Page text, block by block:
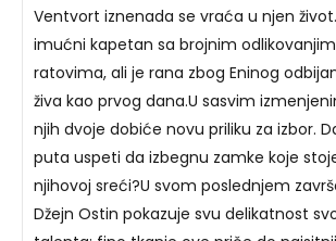
Ventvort iznenada se vraća u njen
imućni kapetan sa brojnim
ratovima, ali je rana zbog Eninog
živa kao prvog dana.U sasvim
njih dvoje dobiće novu priliku za izbor.
puta uspeti da izbegnu zamke koje
njihovoj sreći?U svom poslednjem
Džejn Ostin pokazuje svu delikatnost